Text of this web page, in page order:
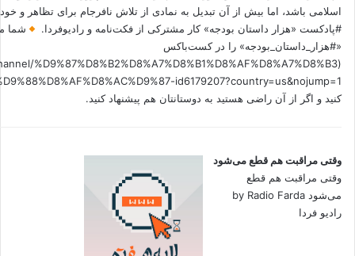
اسلامی باشد، اما بیش از آن تبدیل به نمادی از تلاش نافرجام برای تظاهر و
#پادکست «هزار داستان بودجه» کار مشترکی از فکت‌نامه و رادیوفردا.
شما
«#هزار_داستان_بودجه» را در کست‌باکس
%D9%87%D8%B2%D8%A7%D8%B1%D8%AF%D8%A7%D8%B3
کنید و اگر از آن راضی هستید به دوستانتان هم پیشنهاد کنید.
وقتی مراقبت هم قطع می‌شود
وقتی مراقبت هم قطع
می‌شود by Radio Farda
رادیو فردا